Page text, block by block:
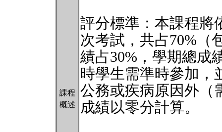
課程
概述
評分標準：本課程將
次考試，共占70%（
績占30%，學期總成
時學生需準時參加，
公務或疾病原因外（
成績以零分計算。